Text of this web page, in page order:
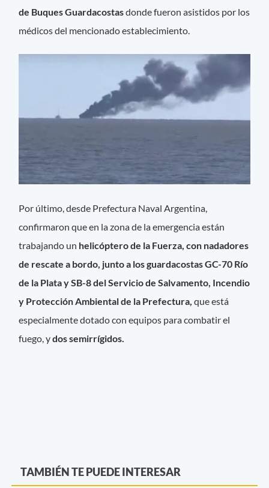
de Buques Guardacostasdonde fueron asistidos por los
médicos del mencionado establecimiento.
Por último, desde Prefectura Naval Argentina,
confirmaron que en la zona de la emergencia están
trabajando un helicóptero de la Fuerza, con nadadores
de rescate a bordo, junto a los guardacostas GC-70 Río
de la Plata y SB-8 del Servicio de Salvamento, Incendio
y Protección Ambiental de la Prefectura,que está
especialmente dotado con equipos para combatir el
fuego, ydos semirrígidos.
TAMBIÉN TE PUEDE INTERESAR